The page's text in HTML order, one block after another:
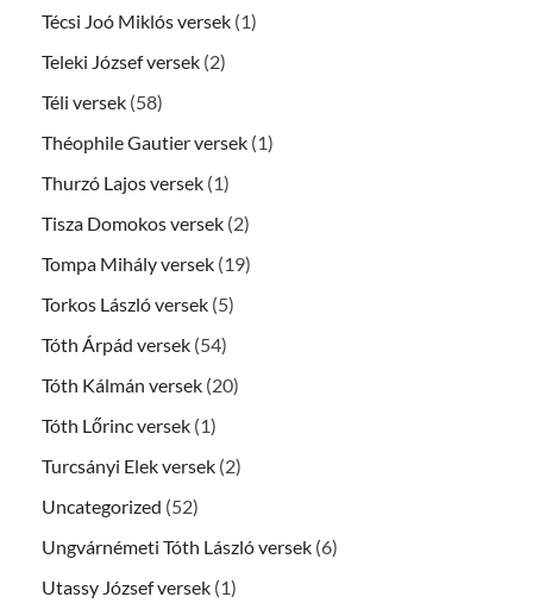
Técsi Joó Miklós versek (1)
Teleki József versek (2)
Téli versek (58)
Théophile Gautier versek (1)
Thurzó Lajos versek (1)
Tisza Domokos versek (2)
Tompa Mihály versek (19)
Torkos László versek (5)
Tóth Árpád versek (54)
Tóth Kálmán versek (20)
Tóth Lőrinc versek (1)
Turcsányi Elek versek (2)
Uncategorized (52)
Ungvárnémeti Tóth László versek (6)
Utassy József versek (1)